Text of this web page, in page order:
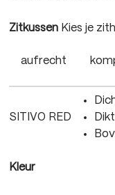
Zitkussenauswählen
Kies je
aufrecht
SITIVO RED
Kleurauswählen